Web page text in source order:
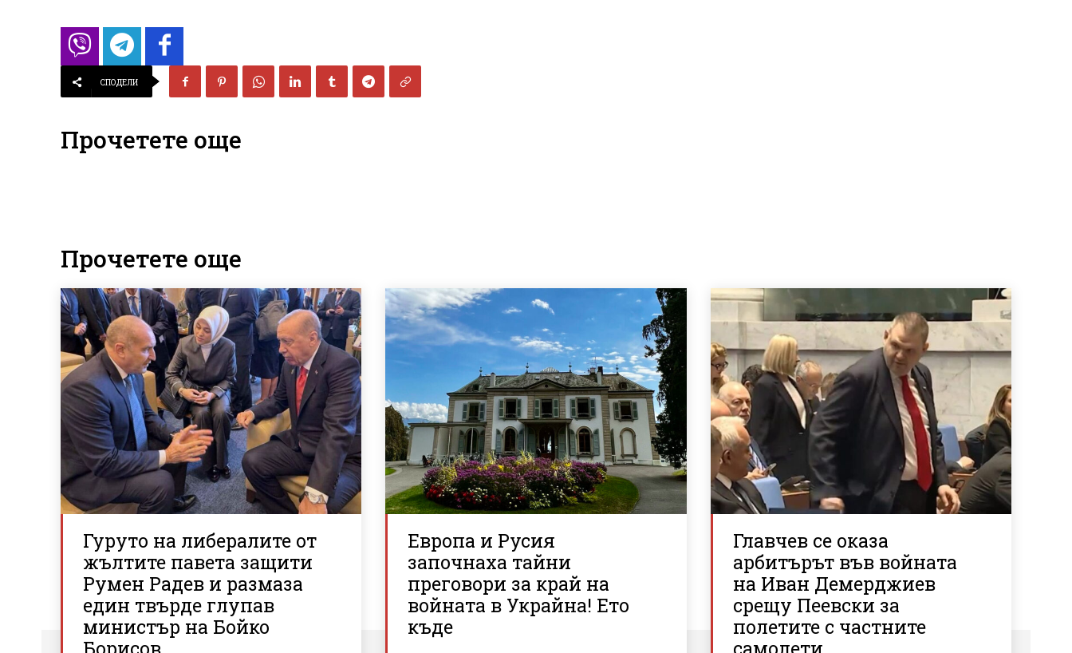
СПОДЕЛИ
Прочетете още
Прочетете още
Гуруто на либералите от
жълтите павета защити
Румен Радев и размаза
един твърде глупав
министър на Бойко
Европа и Русия
започнаха тайни
преговори за край на
войната в Украйна! Ето
къде
Главчев се оказа
арбитърът във войната
на Иван Демерджиев
срещу Пеевски за
полетите с частните